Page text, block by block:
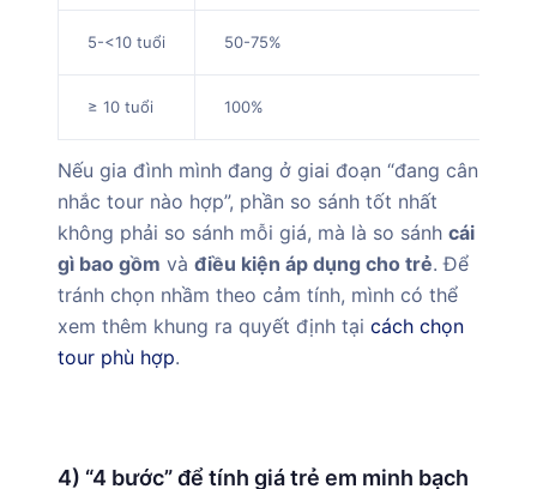
5-<10 tuổi 50-75%
≥ 10 tuổi 100%
Nếu gia đình mình đang ở giai đoạn “đang cân
nhắc tour nào hợp”, phần so sánh tốt nhất
không phải so sánh mỗi giá, mà là so sánh cái
gì bao gồm và điều kiện áp dụng cho trẻ. Để
tránh chọn nhầm theo cảm tính, mình có thể
xem thêm khung ra quyết định tại cách chọn
tour phù hợp.
4) “4 bước” để tính giá trẻ em minh bạch